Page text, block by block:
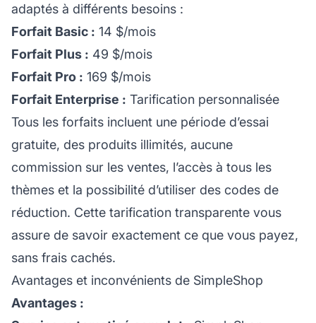
adaptés à différents besoins :
Forfait Basic : 14 $/mois
Forfait Plus : 49 $/mois
Forfait Pro : 169 $/mois
Forfait Enterprise : Tarification personnalisée
Tous les forfaits incluent une période d’essai
gratuite, des produits illimités, aucune
commission sur les ventes, l’accès à tous les
thèmes et la possibilité d’utiliser des codes de
réduction. Cette tarification transparente vous
assure de savoir exactement ce que vous payez,
sans frais cachés.
Avantages et inconvénients de SimpleShop
Avantages :